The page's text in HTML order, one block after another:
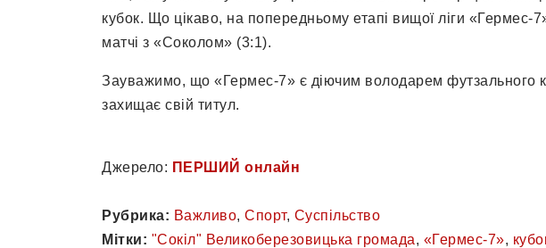
кубок. Що цікаво, на попередньому етапі вищої ліги «Гермес-
матчі з «Соколом» (3:1).
Зауважимо, що «Гермес-7» є діючим володарем футзального
захищає свій титул.
Джерело: ПЕРШИЙ онлайн
Рубрика: Важливо, Спорт, Суспільство
Мітки: "Сокіл" Великоберезовицька громада, «Гермес-7»,